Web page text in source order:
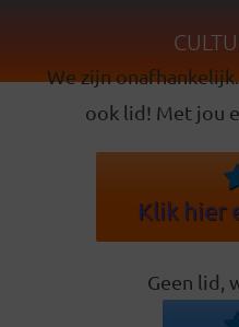
We zijn
ook lid! Met jou
Klik hier
Geen lid,